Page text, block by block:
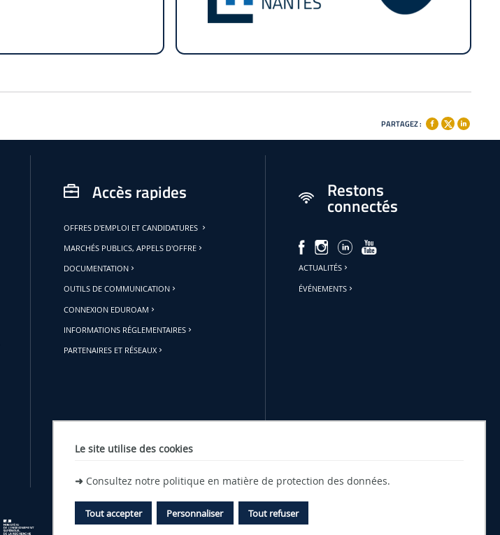
Le site utilise des cookies
➜ Consultez notre politique en matière de protection des données.
Tout accepter Tout refuser
Personnaliser
PARTAGEZ :
Accès rapides
OFFRES D'EMPLOI ET CANDIDATURES
MARCHÉS PUBLICS, APPELS D'OFFRE
DOCUMENTATION
OUTILS DE COMMUNICATION
CONNEXION EDUROAM
INFORMATIONS RÉGLEMENTAIRES
PARTENAIRES ET RÉSEAUX
Restons
connectés
ACTUALITÉS
ÉVÉNEMENTS